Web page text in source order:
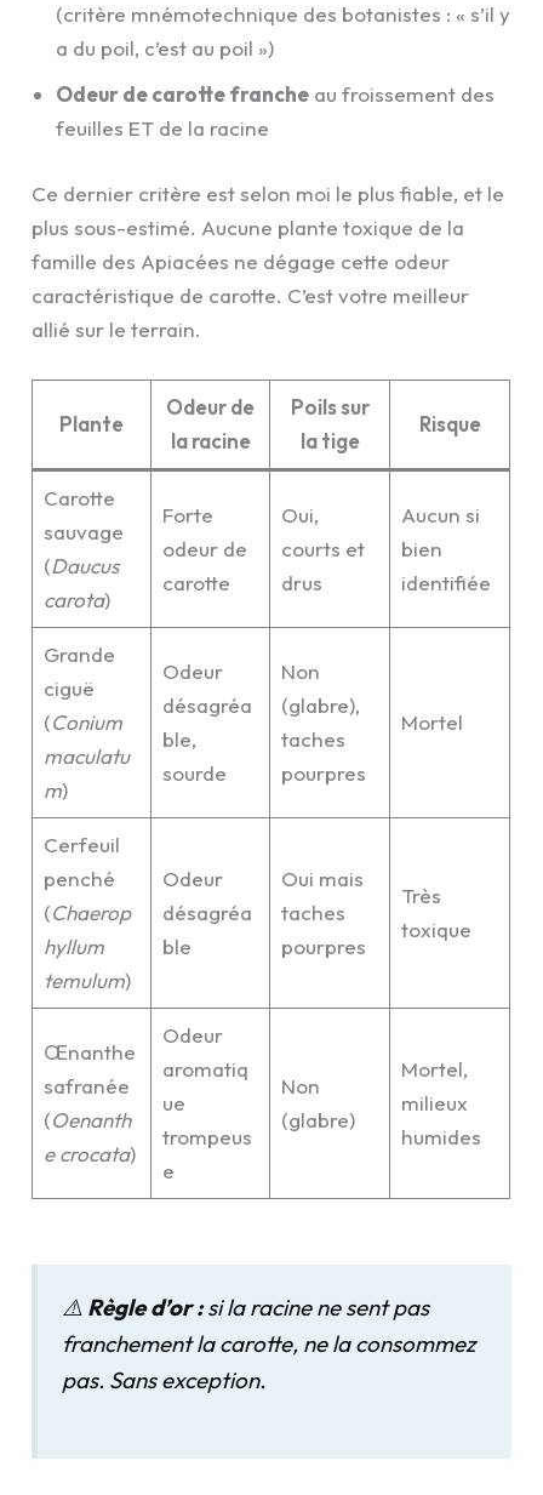
(critère mnémotechnique des botanistes : « s’il y
a du poil, c’est au poil »)
Odeur de carotte franche au froissement des
feuilles ET de la racine
Ce dernier critère est selon moi le plus fiable, et le
plus sous-estimé. Aucune plante toxique de la
famille des Apiacées ne dégage cette odeur
caractéristique de carotte. C’est votre meilleur
allié sur le terrain.
Plante
Odeur de
la racine
Poils sur
la tige
Risque
Carotte
sauvage
(Daucus
carota)
Forte
odeur de
carotte
Oui,
courts et
drus
Aucun si
bien
identifiée
Grande
ciguë
(Conium
maculatu
m)
Odeur
désagréa
ble,
sourde
Non
(glabre),
taches
pourpres
Mortel
Cerfeuil
penché
(Chaerop
hyllum
temulum)
Odeur
désagréa
ble
Oui mais
taches
pourpres
Très
toxique
Œnanthe
safranée
(Oenanth
e crocata)
Odeur
aromatiq
ue
trompeus
e
Non
(glabre)
Mortel,
milieux
humides
⚠️ Règle d’or :si la racine ne sent pas
franchement la carotte, ne la consommez
pas. Sans exception.